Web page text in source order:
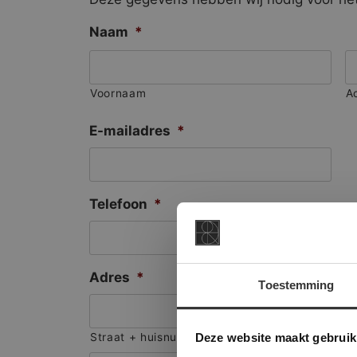
Toestemming
Deze website maakt
Naam *
Voornaam
E-mailadres *
Telefoon *
Adres *
Straat + huisnummer
Deze
onze